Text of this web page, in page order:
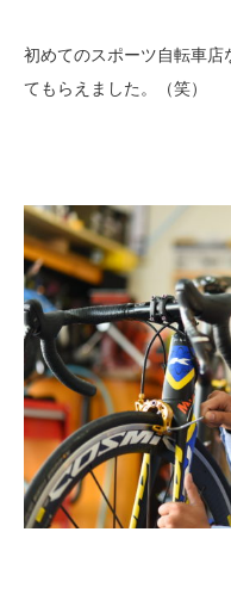
初めてのスポーツ自転車店
てもらえました。（笑）